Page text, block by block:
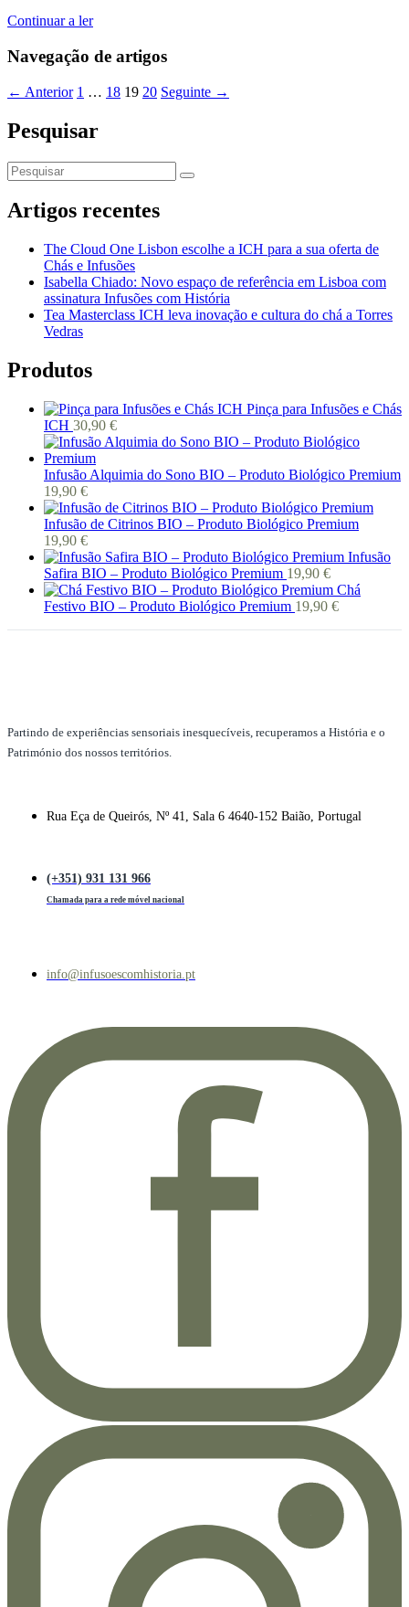
Continuar a ler
Navegação de artigos
← Anterior 1 … 18 19 20 Seguinte →
Pesquisar
Artigos recentes
The Cloud One Lisbon escolhe a ICH para a sua oferta de
Chás e Infusões
Isabella Chiado: Novo espaço de referência em Lisboa com
assinatura Infusões com História
Tea Masterclass ICH leva inovação e cultura do chá a Torres
Vedras
Produtos
Pinça para Infusões e Chás
ICH 30,90 €
Infusão Alquimia do Sono BIO – Produto Biológico Premium
19,90 €
Infusão de Citrinos BIO – Produto Biológico Premium
19,90 €
Infusão
Safira BIO – Produto Biológico Premium 19,90 €
Chá
Festivo BIO – Produto Biológico Premium 19,90 €
Partindo de experiências sensoriais inesquecíveis, recuperamos a História e o
Património dos nossos territórios.
Rua Eça de Queirós, Nº 41, Sala 6 4640-152 Baião, Portugal
(+351) 931 131 966
Chamada para a rede móvel nacional
info@infusoescomhistoria.pt